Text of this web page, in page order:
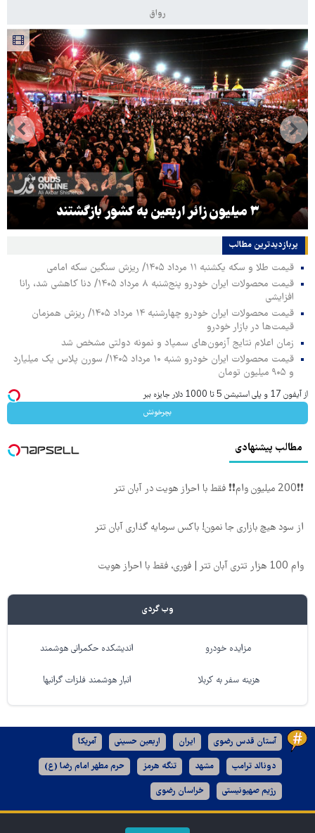
رواق
۳ میلیون زائر اربعین به کشور بازگشتند
پربازدیدترین‌ مطالب
قیمت طلا و سکه یکشنبه ۱۱ مرداد ۱۴۰۵/ ریزش سنگین سکه امامی
قیمت محصولات ایران خودرو پنج‌شنبه ۸ مرداد ۱۴۰۵/ دنا کاهشی شد، رانا
افزایشی
قیمت محصولات ایران خودرو چهارشنبه ۱۴ مرداد ۱۴۰۵/ ریزش همزمان
قیمت‌ها در بازار خودرو
زمان اعلام نتایج آزمون‌های سمپاد و نمونه دولتی مشخص شد
قیمت محصولات ایران خودرو شنبه ۱۰ مرداد ۱۴۰۵/ سورن پلاس یک میلیارد
و ۹۰۵ میلیون تومان
از آیفون 17 و پلی استیشن 5 تا 1000 دلار جایزه ببر
بچرخونش
مطالب پیشنهادی
❗❗200 میلیون وام❗❗ فقط با احراز هویت در آبان تتر
از سود هیچ بازاری جا نمون! باکس سرمایه گذاری آبان تتر
وام 100 هزار تتری آبان تتر | فوری، فقط با احراز هویت
وب گردی
مزایده خودرو اندیشکده حکمرانی هوشمند
هزینه سفر به کربلا انبار هوشمند فلزات گرانبها
آستان قدس رضوی ایران اربعین حسینی آمریکا
دونالد ترامپ مشهد تنگه هرمز حرم مطهر امام رضا (ع)
رژیم صهیونیستی خراسان رضوی